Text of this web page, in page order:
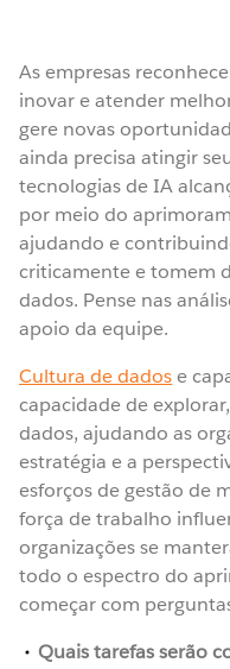
As empresas
inovar e atender
gere novas
ainda precisa atingir
tecnologias de IA
por meio do
ajudando e
criticamente e tomem
dados. Pense nas
apoio da equipe.
Cultura de dados e
capacidade de
dados, ajudando as
estratégia e a
esforços de gestão de
força de trabalho
organizações se
todo o espectro do
começar com
Quais tarefas serão